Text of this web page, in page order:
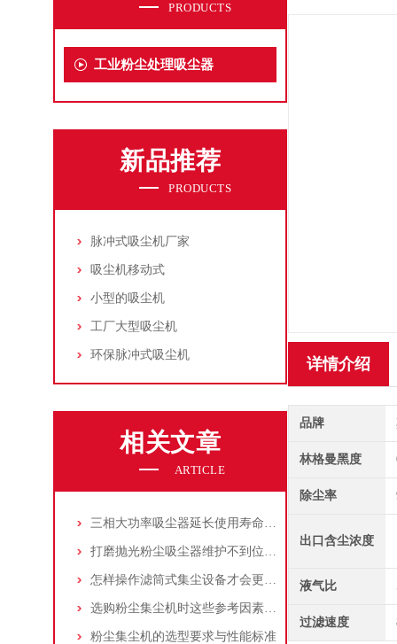
PRODUCTS
工业粉尘处理吸尘器
新品推荐
PRODUCTS
脉冲式吸尘机厂家
吸尘机移动式
小型的吸尘机
工厂大型吸尘机
环保脉冲式吸尘机
相关文章
ARTICLE
三相大功率吸尘器延长使用寿命的建议
打磨抛光粉尘吸尘器维护不到位，那是你没有注意这些而已！
怎样操作滤筒式集尘设备才会更安全
选购粉尘集尘机时这些参考因素很重要！
粉尘集尘机的选型要求与性能标准
详情介绍
品牌
林格曼黑度
除尘率
出口含尘浓度
液气比
过滤速度